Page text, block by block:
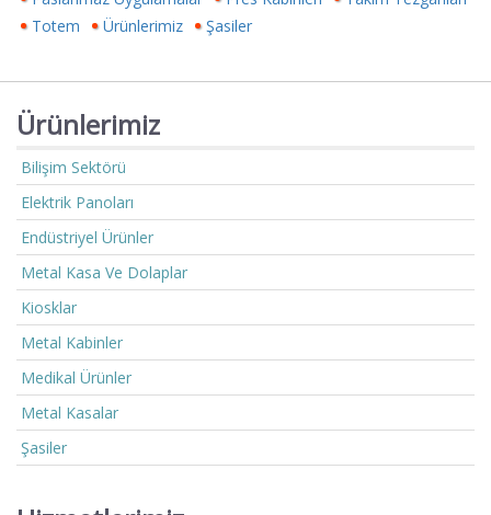
Totem
Ürünlerimiz Şasiler
Ürünlerimiz
Bilişim Sektörü
Elektrik Panoları
Endüstriyel Ürünler
Metal Kasa Ve Dolaplar
Kiosklar
Metal Kabinler
Medikal Ürünler
Metal Kasalar
Şasiler